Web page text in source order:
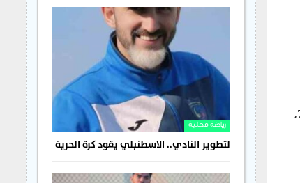
وتمكّن البرازيلي ريتشارليسون من تقليص الفارق لصالح توتنهام بتسجيله هدف السبيرز الوحيد في الدقيقة 73،
رياضة محلية
لتطوير النادي.. الاسطنبلي يقود كرة الحرية